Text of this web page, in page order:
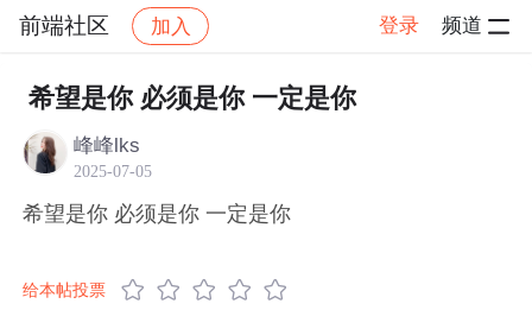
前端社区 加入 登录 频道
社区 前端社区 感慨 帖子详情
希望是你 必须是你 一定是你
峰峰lks
2025-07-05
希望是你 必须是你 一定是你
给本帖投票